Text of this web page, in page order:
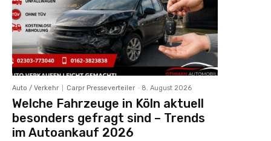
Auto / Verkehr Carpr Presseverteiler - 8. August 2026
Welche Fahrzeuge in Köln aktuell
besonders gefragt sind – Trends
im Autoankauf 2026